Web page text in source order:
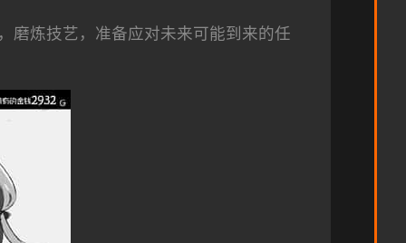
炼技艺，准备应对未来可能到来的任